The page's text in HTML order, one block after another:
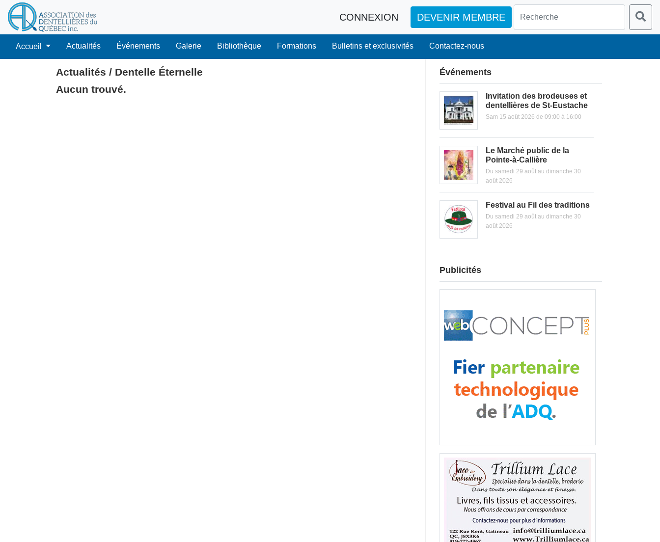
CONNEXION DEVENIR MEMBRE
Accueil Actualités Événements Galerie Bibliothèque Formations Bulletins et exclusivités Contactez-nous
Actualités / Dentelle Éternelle
Aucun trouvé.
Événements
Invitation des brodeuses et
dentellières de St-Eustache
Sam 15 août 2026 de 09:00 à 16:00
Le Marché public de la
Pointe-à-Callière
Du samedi 29 août au dimanche 30
août 2026
Festival au Fil des traditions
Du samedi 29 août au dimanche 30
août 2026
Publicités